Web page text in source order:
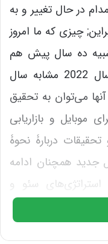
در حال تغییر و به
چیزی که ما امروز
ده سال پیش هم
نیست. بسیاری از اصول سئو در سال 2022 مشابه سال
آنها می‌توان به تحقیق
موبایل و بازاریابی
دربارۀ نحوۀ
جدید همچنان ادامه
استراتژی‌های سئو و
بازنگری کنید; باید با